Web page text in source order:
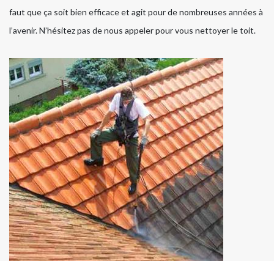
faut que ça soit bien efficace et agit pour de nombreuses années à
l’avenir. N’hésitez pas de nous appeler pour vous nettoyer le toit.